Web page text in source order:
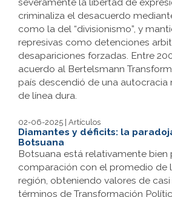
criminaliza el desacuerdo
como la del “divisionismo”, y
represivas como detenciones
desapariciones forzadas. Entre
acuerdo al Bertelsmann
país descendió de una autocracia
de línea dura.
02-06-2025 | Artículos
Diamantes y déficits: la
Botsuana
Botsuana está relativamente bien
comparación con el promedio de
región, obteniendo valores de
términos de Transformación